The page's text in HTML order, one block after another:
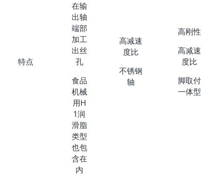
特点
在输
出轴
端部
加工
出丝
孔
食品
机械
用H
1润
滑脂
类型
也包
含在
内
高减速
度比
不锈钢
轴
高刚性
高减速
度比
脚取付
一体型